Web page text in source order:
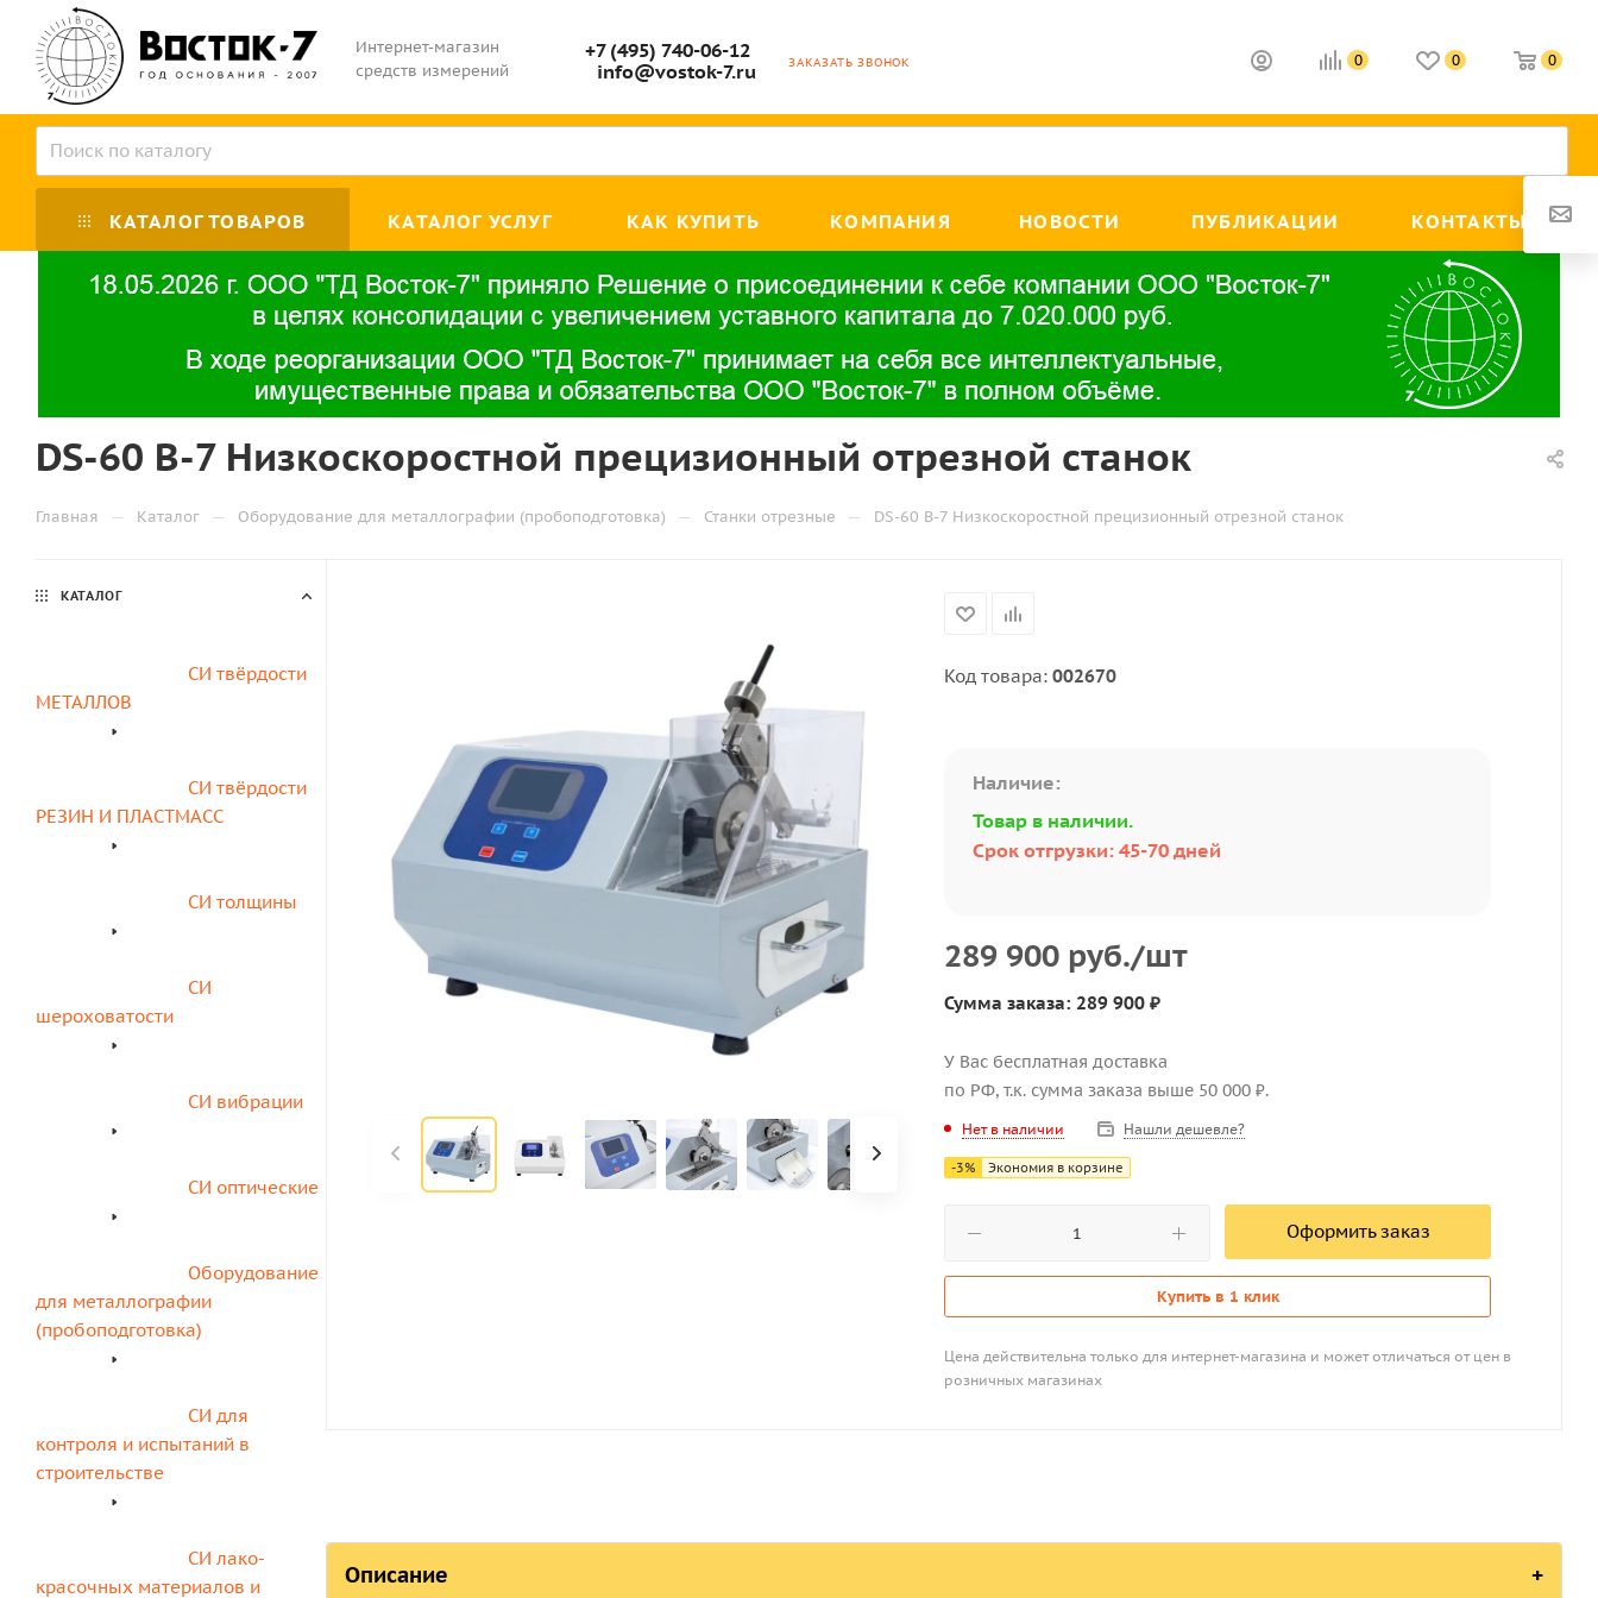
Интернет-магазин
средств измерений
+7 (495) 740-06-12
info@vostok-7.ru
ЗАКАЗАТЬ ЗВОНОК 0 0 0
КАТАЛОГ ТОВАРОВ КАТАЛОГ УСЛУГ КАК КУПИТЬ КОМПАНИЯ НОВОСТИ ПУБЛИКАЦИИ КОНТАКТЫ
DS-60 В-7 Низкоскоростной прецизионный отрезной станок
Главная — Каталог — Оборудование для металлографии (пробоподготовка) — Станки отрезные — DS-60 В-7 Низкоскоростной прецизионный отрезной станок
Код товара: 002670
Наличие:
Товар в наличии.
Срок отгрузки: 45-70 дней
289 900 руб./шт
Сумма заказа: 289 900 ₽
У Вас бесплатная доставка
по РФ, т.к. сумма заказа выше 50 000 ₽.
Нет в наличии Нашли дешевле?
-3% Экономия в корзине
Оформить заказ
Купить в 1 клик
Цена действительна только для интернет-магазина и может отличаться от цен в
розничных магазинах
Описание
КАТАЛОГ
СИ твёрдости
МЕТАЛЛОВ
СИ твёрдости
РЕЗИН И ПЛАСТМАСС
СИ толщины
СИ
шероховатости
СИ вибрации
СИ оптические
Оборудование
для металлографии
(пробоподготовка)
СИ для
контроля и испытаний в
строительстве
СИ лако-
красочных материалов и